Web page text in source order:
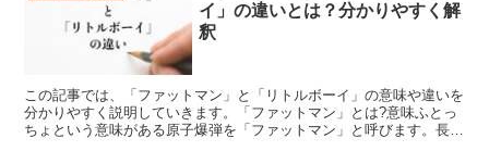
イ」の違いとは？分かりやすく解
釈
この記事では、「ファットマン」と「リトルボーイ」の意味や違いを
分かりやすく説明していきます。「ファットマン」とは?意味ふとっ
ちょという意味がある原子爆弾を「ファットマン」と呼びます。長崎